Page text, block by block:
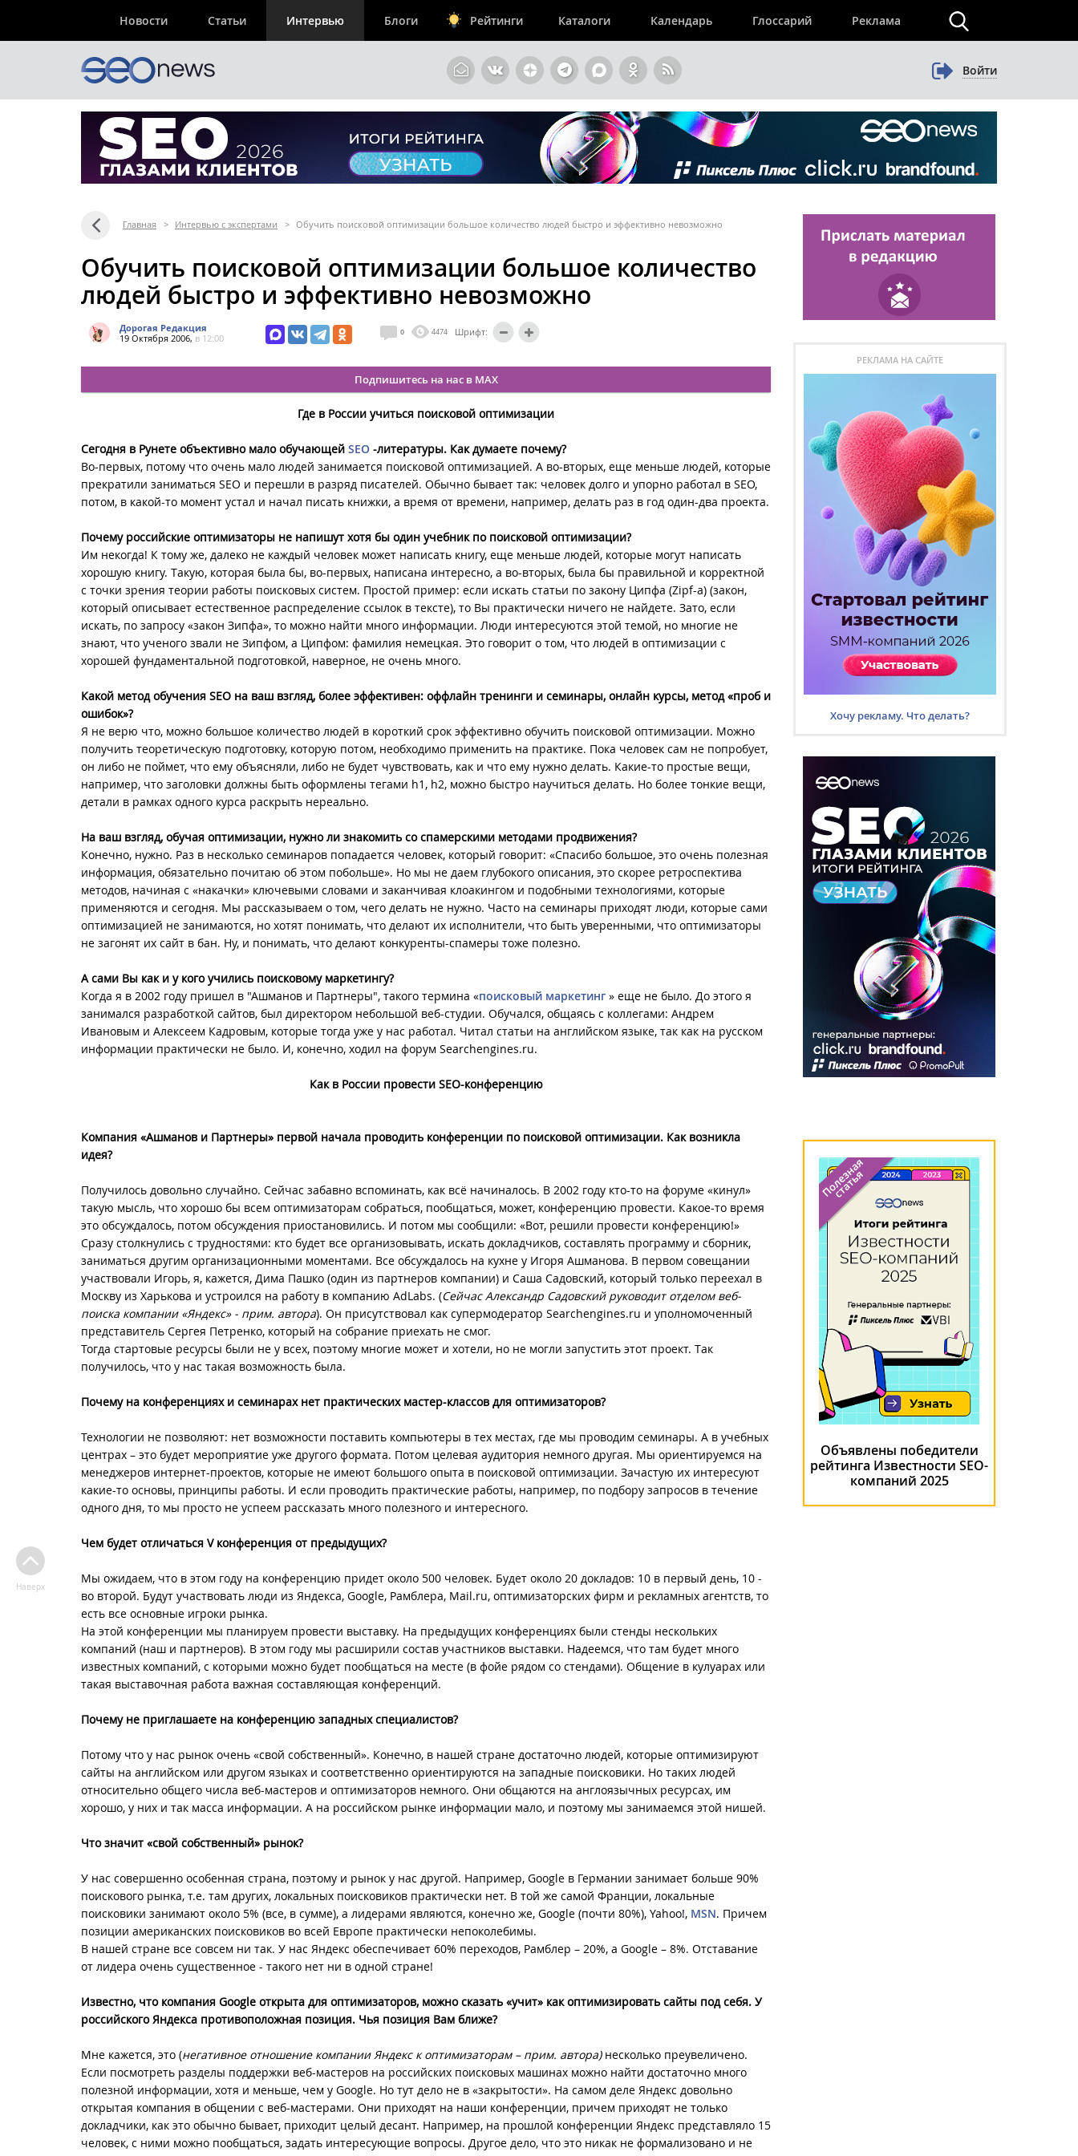
Новости Статьи Интервью Блоги Рейтинги Каталоги Календарь Глоссарий Реклама
Войти
Главная > Интервью с экспертами > Обучить поисковой оптимизации большое количество людей быстро и эффективно невозможно
Обучить поисковой оптимизации большое количество
людей быстро и эффективно невозможно
Дорогая Редакция
19 Октября 2006, в 12:00 0 4474 Шрифт:
Подпишитесь на нас в MAX
Где в России учиться поисковой оптимизации
Сегодня в Рунете объективно мало обучающей SEO -литературы. Как думаете почему?
Во-первых, потому что очень мало людей занимается поисковой оптимизацией. А во-вторых, еще меньше людей, которые
прекратили заниматься SEO и перешли в разряд писателей. Обычно бывает так: человек долго и упорно работал в SEO,
потом, в какой-то момент устал и начал писать книжки, а время от времени, например, делать раз в год один-два проекта.
Почему российские оптимизаторы не напишут хотя бы один учебник по поисковой оптимизации?
Им некогда! К тому же, далеко не каждый человек может написать книгу, еще меньше людей, которые могут написать
хорошую книгу. Такую, которая была бы, во-первых, написана интересно, а во-вторых, была бы правильной и корректной
с точки зрения теории работы поисковых систем. Простой пример: если искать статьи по закону Ципфа (Zipf-а) (закон,
который описывает естественное распределение ссылок в тексте), то Вы практически ничего не найдете. Зато, если
искать, по запросу «закон Зипфа», то можно найти много информации. Люди интересуются этой темой, но многие не
знают, что ученого звали не Зипфом, а Ципфом: фамилия немецкая. Это говорит о том, что людей в оптимизации с
хорошей фундаментальной подготовкой, наверное, не очень много.
Какой метод обучения SEO на ваш взгляд, более эффективен: оффлайн тренинги и семинары, онлайн курсы, метод «проб и
ошибок»?
Я не верю что, можно большое количество людей в короткий срок эффективно обучить поисковой оптимизации. Можно
получить теоретическую подготовку, которую потом, необходимо применить на практике. Пока человек сам не попробует,
он либо не поймет, что ему объясняли, либо не будет чувствовать, как и что ему нужно делать. Какие-то простые вещи,
например, что заголовки должны быть оформлены тегами h1, h2, можно быстро научиться делать. Но более тонкие вещи,
детали в рамках одного курса раскрыть нереально.
На ваш взгляд, обучая оптимизации, нужно ли знакомить со спамерскими методами продвижения?
Конечно, нужно. Раз в несколько семинаров попадается человек, который говорит: «Спасибо большое, это очень полезная
информация, обязательно почитаю об этом побольше». Но мы не даем глубокого описания, это скорее ретроспектива
методов, начиная с «накачки» ключевыми словами и заканчивая клоакингом и подобными технологиями, которые
применяются и сегодня. Мы рассказываем о том, чего делать не нужно. Часто на семинары приходят люди, которые сами
оптимизацией не занимаются, но хотят понимать, что делают их исполнители, что быть уверенными, что оптимизаторы
не загонят их сайт в бан. Ну, и понимать, что делают конкуренты-спамеры тоже полезно.
А сами Вы как и у кого учились поисковому маркетингу?
Когда я в 2002 году пришел в "Ашманов и Партнеры", такого термина «поисковый маркетинг » еще не было. До этого я
занимался разработкой сайтов, был директором небольшой веб-студии. Обучался, общаясь с коллегами: Андрем
Ивановым и Алексеем Кадровым, которые тогда уже у нас работал. Читал статьи на английском языке, так как на русском
информации практически не было. И, конечно, ходил на форум Searchengines.ru.
Как в России провести SEO-конференцию
Компания «Ашманов и Партнеры» первой начала проводить конференции по поисковой оптимизации. Как возникла
идея?
Получилось довольно случайно. Сейчас забавно вспоминать, как всё начиналось. В 2002 году кто-то на форуме «кинул»
такую мысль, что хорошо бы всем оптимизаторам собраться, пообщаться, может, конференцию провести. Какое-то время
это обсуждалось, потом обсуждения приостановились. И потом мы сообщили: «Вот, решили провести конференцию!»
Сразу столкнулись с трудностями: кто будет все организовывать, искать докладчиков, составлять программу и сборник,
заниматься другим организационными моментами. Все обсуждалось на кухне у Игоря Ашманова. В первом совещании
участвовали Игорь, я, кажется, Дима Пашко (один из партнеров компании) и Саша Садовский, который только переехал в
Москву из Харькова и устроился на работу в компанию AdLabs. (Cейчас Александр Садовский руководит отделом веб-
поиска компании «Яндекс» - прим. автора). Он присутствовал как супермодератор Searchengines.ru и уполномоченный
представитель Сергея Петренко, который на собрание приехать не смог.
Тогда стартовые ресурсы были не у всех, поэтому многие может и хотели, но не могли запустить этот проект. Так
получилось, что у нас такая возможность была.
Почему на конференциях и семинарах нет практических мастер-классов для оптимизаторов?
Технологии не позволяют: нет возможности поставить компьютеры в тех местах, где мы проводим семинары. А в учебных
центрах – это будет мероприятие уже другого формата. Потом целевая аудитория немного другая. Мы ориентируемся на
менеджеров интернет-проектов, которые не имеют большого опыта в поисковой оптимизации. Зачастую их интересуют
какие-то основы, принципы работы. И если проводить практические работы, например, по подбору запросов в течение
одного дня, то мы просто не успеем рассказать много полезного и интересного.
Чем будет отличаться V конференция от предыдущих?
Мы ожидаем, что в этом году на конференцию придет около 500 человек. Будет около 20 докладов: 10 в первый день, 10 -
во второй. Будут участвовать люди из Яндекса, Google, Рамблера, Mail.ru, оптимизаторских фирм и рекламных агентств, то
есть все основные игроки рынка.
На этой конференции мы планируем провести выставку. На предыдущих конференциях были стенды нескольких
компаний (наш и партнеров). В этом году мы расширили состав участников выставки. Надеемся, что там будет много
известных компаний, с которыми можно будет пообщаться на месте (в фойе рядом со стендами). Общение в кулуарах или
такая выставочная работа важная составляющая конференций.
Почему не приглашаете на конференцию западных специалистов?
Потому что у нас рынок очень «свой собственный». Конечно, в нашей стране достаточно людей, которые оптимизируют
сайты на английском или другом языках и соответственно ориентируются на западные поисковики. Но таких людей
относительно общего числа веб-мастеров и оптимизаторов немного. Они общаются на англоязычных ресурсах, им
хорошо, у них и так масса информации. А на российском рынке информации мало, и поэтому мы занимаемся этой нишей.
Что значит «свой собственный» рынок?
У нас совершенно особенная страна, поэтому и рынок у нас другой. Например, Google в Германии занимает больше 90%
поискового рынка, т.е. там других, локальных поисковиков практически нет. В той же самой Франции, локальные
поисковики занимают около 5% (все, в сумме), а лидерами являются, конечно же, Google (почти 80%), Yahoo!, MSN. Причем
позиции американских поисковиков во всей Европе практически непоколебимы.
В нашей стране все совсем ни так. У нас Яндекс обеспечивает 60% переходов, Рамблер – 20%, а Google – 8%. Отставание
от лидера очень существенное - такого нет ни в одной стране!
Известно, что компания Google открыта для оптимизаторов, можно сказать «учит» как оптимизировать сайты под себя. У
российского Яндекса противоположная позиция. Чья позиция Вам ближе?
Мне кажется, это (негативное отношение компании Яндекс к оптимизаторам – прим. автора) несколько преувеличено.
Если посмотреть разделы поддержки веб-мастеров на российских поисковых машинах можно найти достаточно много
полезной информации, хотя и меньше, чем у Google. Но тут дело не в «закрытости». На самом деле Яндекс довольно
открытая компания в общении с веб-мастерами. Они приходят на наши конференции, причем приходят не только
докладчики, как это обычно бывает, приходит целый десант. Например, на прошлой конференции Яндекс представляло 15
человек, с ними можно пообщаться, задать интересующие вопросы. Другое дело, что это никак не формализовано и не
Наверх
РЕКЛАМА НА САЙТЕ
Хочу рекламу. Что делать?
Объявлены победители
рейтинга Известности SEO-
компаний 2025